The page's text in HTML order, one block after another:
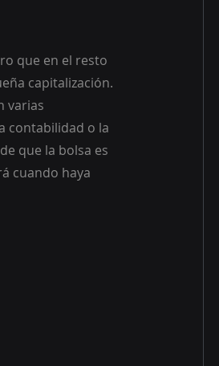
que en el resto
capitalización.
varias
contabilidad o la
que la bolsa es
cuando haya